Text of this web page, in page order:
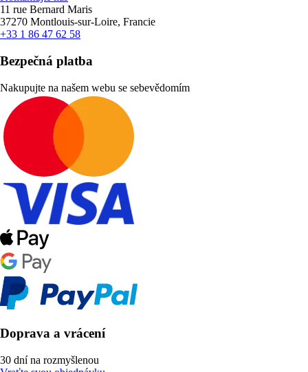
11 rue Bernard Maris
37270 Montlouis-sur-Loire, Francie
+33 1 86 47 62 58
Bezpečná platba
Nakupujte na našem webu se sebevědomím
Doprava a vrácení
30 dní na rozmyšlenou